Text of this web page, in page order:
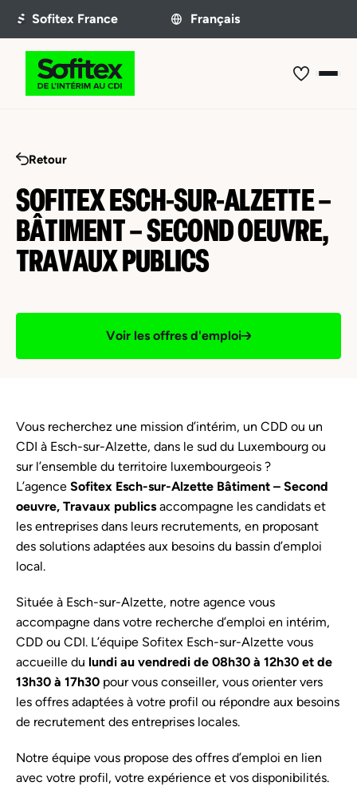
Retour
SOFITEX ESCH-SUR-ALZETTE –
BÂTIMENT – SECOND OEUVRE,
TRAVAUX PUBLICS
Voir les offres d'emploi
Vous recherchez une mission d’intérim, un CDD ou un
CDI à Esch-sur-Alzette, dans le sud du Luxembourg ou
sur l’ensemble du territoire luxembourgeois ?
L’agence Sofitex Esch-sur-Alzette Bâtiment – Second
oeuvre, Travaux publics accompagne les candidats et
les entreprises dans leurs recrutements, en proposant
des solutions adaptées aux besoins du bassin d’emploi
local.
Située à Esch-sur-Alzette, notre agence vous
accompagne dans votre recherche d’emploi en intérim,
CDD ou CDI. L’équipe Sofitex Esch-sur-Alzette vous
accueille du lundi au vendredi de 08h30 à 12h30 et de
13h30 à 17h30 pour vous conseiller, vous orienter vers
les offres adaptées à votre profil ou répondre aux besoins
de recrutement des entreprises locales.
Notre équipe vous propose des offres d’emploi en lien
avec votre profil, votre expérience et vos disponibilités.